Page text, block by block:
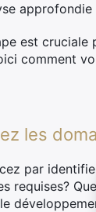
est cruciale
comment
les
par
requises?